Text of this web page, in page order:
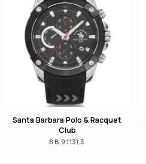
Santa Barbara Polo & Racquet
Club
SB.9.1131.3